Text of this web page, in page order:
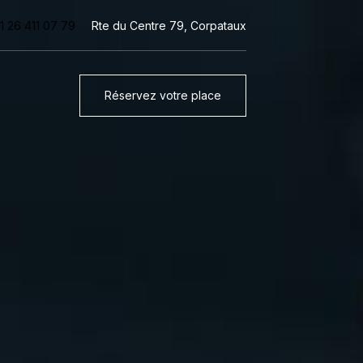
26 411 07 79 Rte du Centre 79, Corpataux
Réservez votre place